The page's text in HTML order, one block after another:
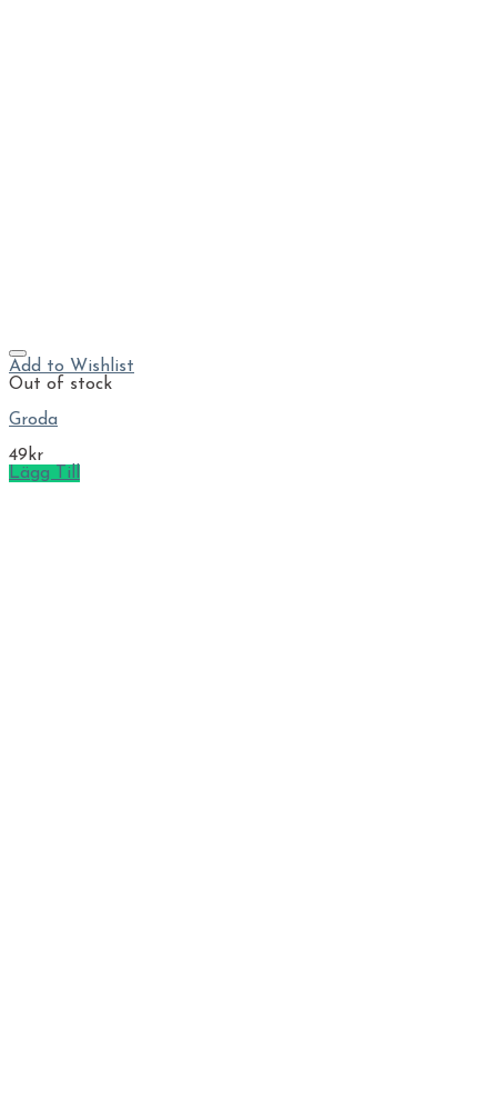
Add to Wishlist
Out of stock
Groda
49 kr
Lägg Till